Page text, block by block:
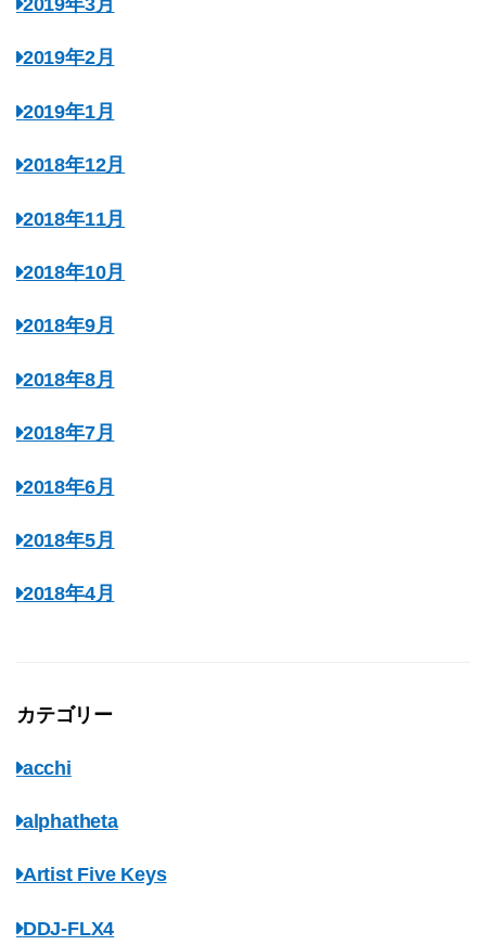
2019年3月
2019年2月
2019年1月
2018年12月
2018年11月
2018年10月
2018年9月
2018年8月
2018年7月
2018年6月
2018年5月
2018年4月
カテゴリー
acchi
alphatheta
Artist Five Keys
DDJ-FLX4